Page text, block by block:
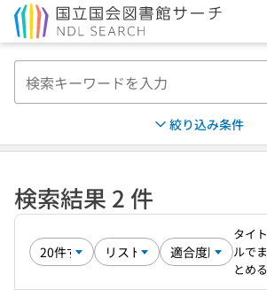
絞り込み条件
検索結果 2 件
タイト
ルでま
とめる